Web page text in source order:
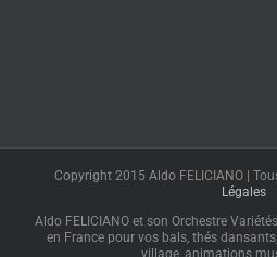
Copyright 2015 Aldo FELICIANO |
Légales
Aldo FELICIANO et son Orchestre
en France pour vos bals, thés